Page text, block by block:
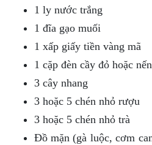
1 ly nước trắng
1 đĩa gạo muối
1 xấp giấy tiền vàng mã
1 cặp đèn cầy đỏ hoặc
3 cây nhang
3 hoặc 5 chén nhỏ rượu
3 hoặc 5 chén nhỏ trà
Đồ mặn (gà luộc, cơm